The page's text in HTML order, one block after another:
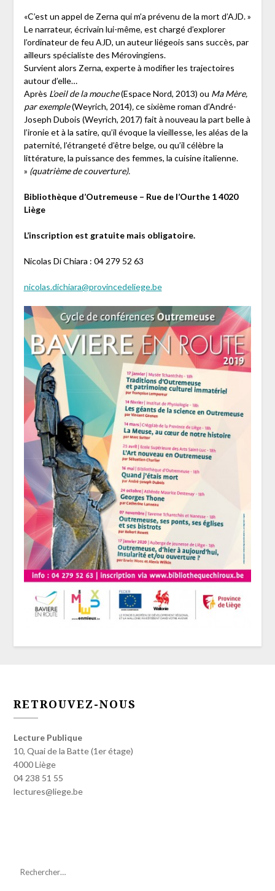
«C’est un appel de Zerna qui m’a prévenu de la mort d’AJD. »
Le narrateur, écrivain lui-même, est chargé d’explorer
l’ordinateur de feu AJD, un auteur liégeois sans succès, par
ailleurs spécialiste des Mérovingiens.
Survient alors Zerna, experte à modifier les trajectoires
autour d’elle…
Après L’oeil de la mouche(Espace Nord, 2013) ou Ma Mère,
par exemple(Weyrich, 2014),ce sixième roman d’André-
Joseph Dubois (Weyrich, 2017) fait à nouveau la part belle à
l’ironie et à la satire, qu’il évoque la vieillesse, les aléas de la
paternité, l’étrangeté d’être belge, ou qu’il célèbre la
littérature, la puissance des femmes, la cuisine italienne.
» (quatrième de couverture).
Bibliothèque d’Outremeuse – Rue de l’Ourthe 1 4020
Liège
L’inscription est gratuite mais obligatoire.
Nicolas Di Chiara : 04 279 52 63
nicolas.dichiara@provincedeliege.be
RETROUVEZ-NOUS
Lecture Publique
10, Quai de la Batte (1er étage)
4000 Liège
04 238 51 55
lectures@liege.be